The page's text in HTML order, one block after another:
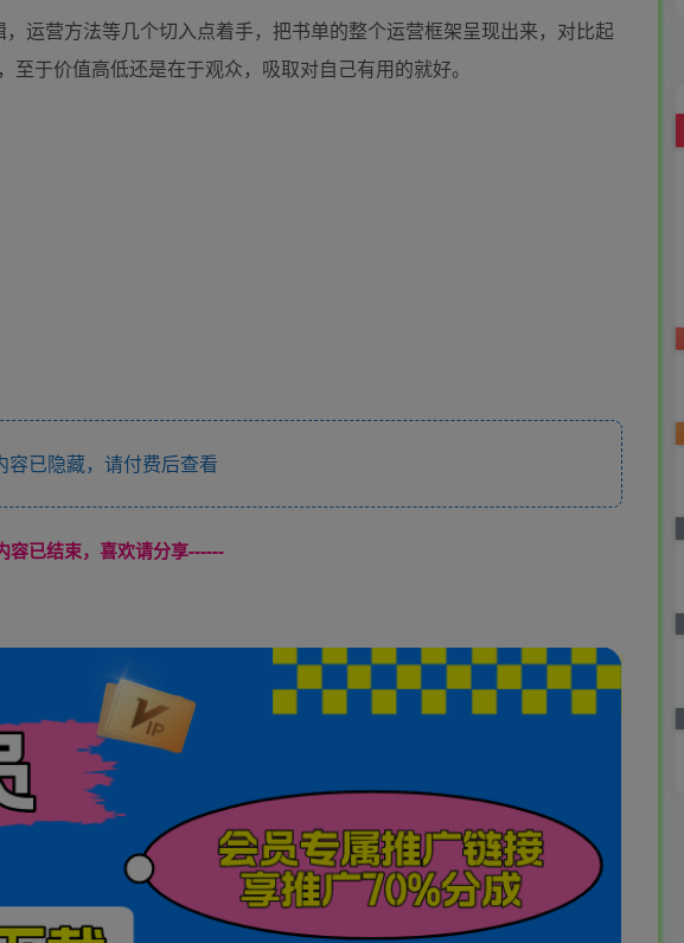
运营方法等几个切入点着手，把书单的整个运营框架呈现出来，对比起
于价值高低还是在于观众，吸取对自己有用的就好。
已隐藏，请付费后查看
容已结束，喜欢请分享------